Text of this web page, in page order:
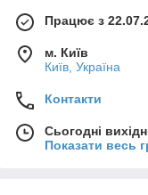
Працює з
м. Київ
Київ, Україна
Контакти
Сьогодні
Показати весь